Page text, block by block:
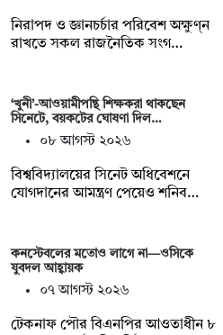
নিরাপদ ও জ্ঞানচর্চার পরিবেশ অক্ষুণ্ন
রাখতে সকল রাজনৈতিক সংগ…
‘খুনী’-আওয়ামীপন্থি শিক্ষকরা থাকছেন
সিনেটে, বয়কটের ঘোষণা দিল…
০৮ আগস্ট ২০২৬
বিশ্ববিদ্যালয়ের সিনেট অধিবেশনে
যোগদানের আমন্ত্রণ পেয়েও শনিব…
কনস্টেবলের মতোও লাগে না—ওসিকে
যুবদল আহ্বায়ক
০৭ আগস্ট ২০২৬
টেকনাফ পৌর বিএনপির আওতাধীন ৮